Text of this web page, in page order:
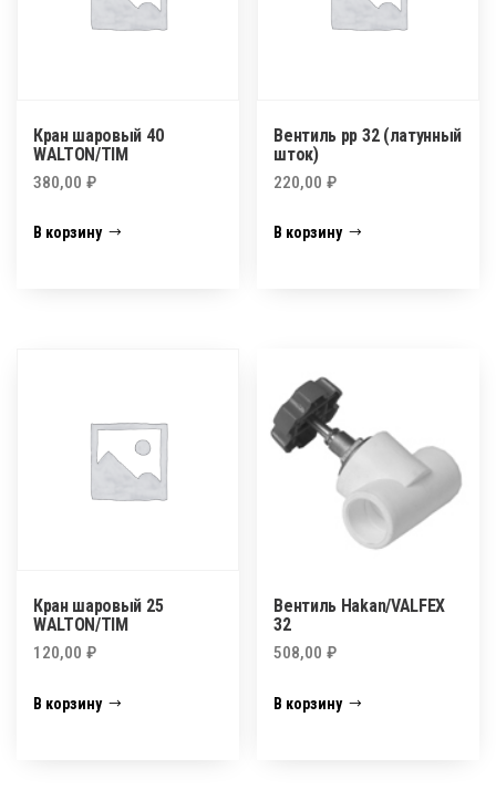
Кран шаровый 40
WALTON/TIM
380,00 ₽
В корзину
Вентиль рр 32 (латунный
шток)
220,00₽
В корзину
Кран шаровый 25
WALTON/TIM
120,00 ₽
В корзину
Вентиль Hakan/VALFEX
32
508,00₽
В корзину